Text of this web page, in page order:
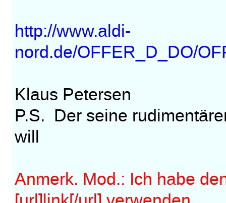
http://www.aldi-
nord.de/OFFER_D_DO/
Klaus Petersen
P.S. Der seine
will
Anmerk. Mod.: Ich habe